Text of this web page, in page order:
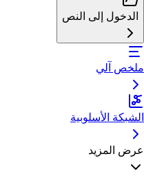
الدخول إلى النص
ملخص آلي
الشبكة الأسلوبية
عرض المزيد